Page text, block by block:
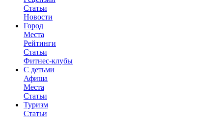
Статьи
Новости
Город
Места
Рейтинги
Статьи
Фитнес-клубы
С детьми
Афиша
Места
Статьи
Туризм
Статьи